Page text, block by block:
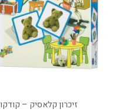
זיכרון קלאסיק –